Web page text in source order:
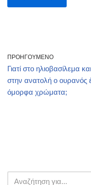
ΠΡΟΗΓΟΎΜΕΝΟ
Γιατί στο ηλιοβασίλεμα και
στην ανατολή ο ουρανός
όμορφα χρώματα;